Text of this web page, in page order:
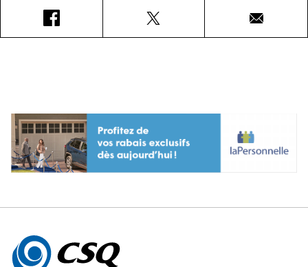
Courriel
Autres
informations